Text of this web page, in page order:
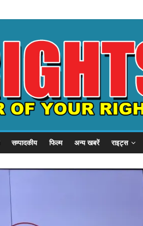
सम्पादकीय फिल्म अन्य खबरें राइट्स